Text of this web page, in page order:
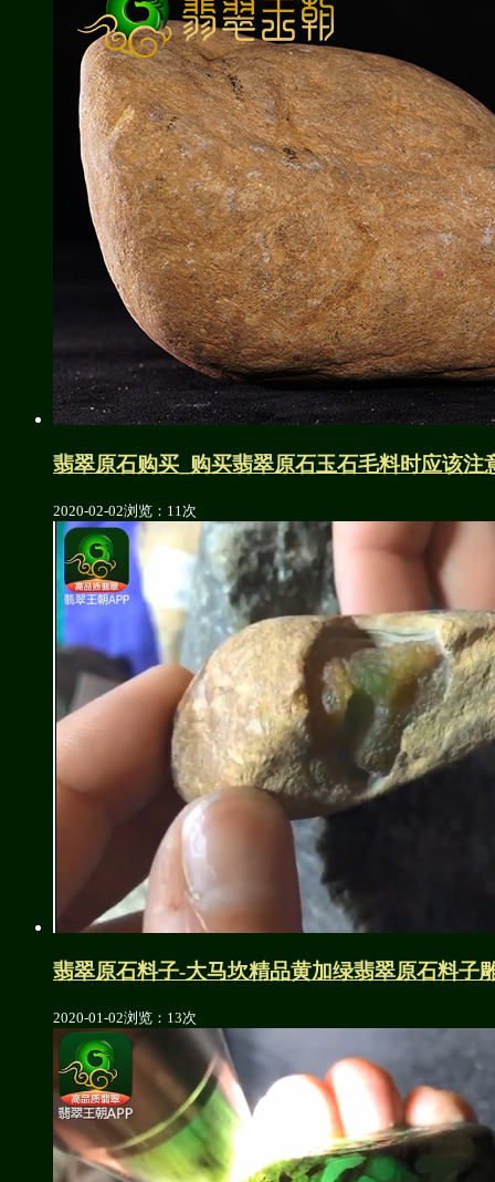
翡翠原石购买_购买翡翠原石玉石毛料时应该注
2020-02-02浏览：11次
翡翠原石料子-大马坎精品黄加绿翡翠原石料子
2020-01-02浏览：13次